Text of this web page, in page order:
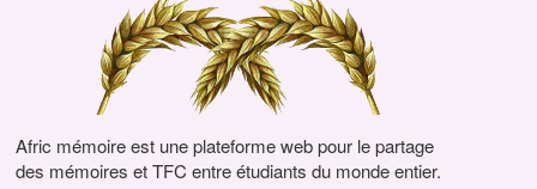
Afric mémoire est une plateforme web pour le partage
des mémoires et TFC entre étudiants du monde entier.